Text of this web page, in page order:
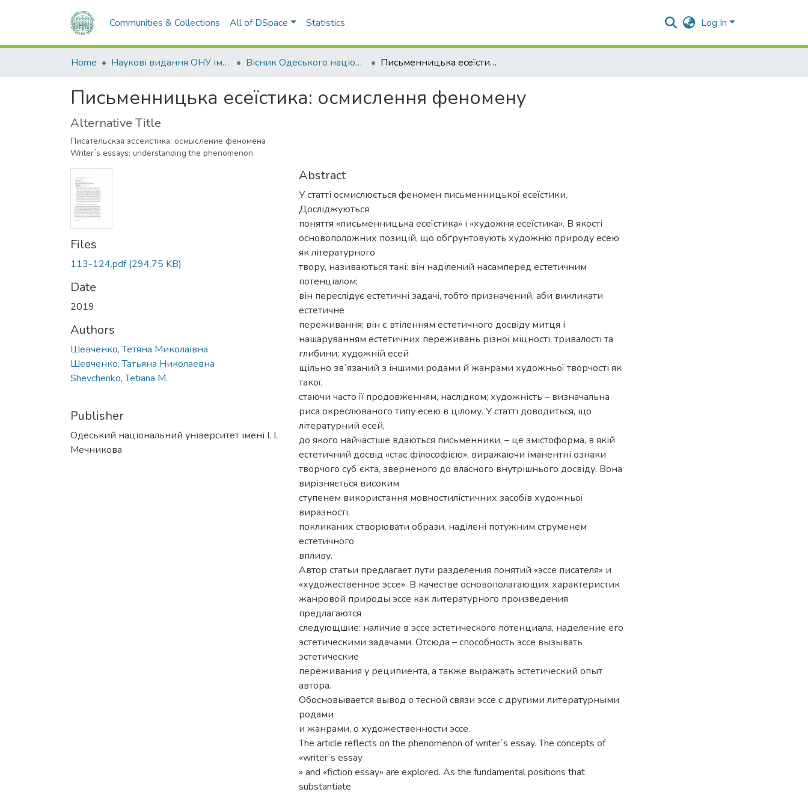
Communities & Collections All of DSpace Statistics Log In
Home Наукові видання ОНУ імені І. І. Мечникова Вісник Одеського національного університету. Філологія Письменницька есеїстика: осмислення феномену
Письменницька есеїстика: осмислення феномену
Alternative Title
Писательская эссеистика: осмысление феномена
Writerʼs essays: understanding the phenomenon
Files
113-124.pdf(294.75 KB)
Date
2019
Authors
Шевченко, Тетяна Миколаївна
Шевченко, Татьяна Николаевна
Shevchenko, Tetiana M.
Publisher
Одеський національний університет імені І. І.
Мечникова
Abstract
У статті осмислюється феномен письменницької есеїстики.
Досліджуються
поняття «письменницька есеїстика» і «художня есеїстика». В якості
основоположних позицій, що обґрунтовують художню природу есею
як літературного
твору, називаються такі: він наділений насамперед естетичним
потенціалом;
він переслідує естетичні задачі, тобто призначений, аби викликати
естетичне
переживання; він є втіленням естетичного досвіду митця і
нашаруванням естетичних переживань різної міцності, тривалості та
глибини; художній есей
щільно звʼязаний з іншими родами й жанрами художньої творчості як
такої,
стаючи часто її продовженням, наслідком; художність – визначальна
риса окреслюваного типу есею в цілому. У статті доводиться, що
літературний есей,
до якого найчастіше вдаються письменники, – це змістоформа, в якій
естетичний досвід «стає філософією», виражаючи іманентні ознаки
творчого субʼєкта, зверненого до власного внутрішнього досвіду. Вона
вирізняється високим
ступенем використання мовностилістичних засобів художньої
виразності,
покликаних створювати образи, наділені потужним струменем
естетичного
впливу.
Автор статьи предлагает пути разделения понятий «эссе писателя» и
«художественное эссе». В качестве основополагающих характеристик
жанровой природы эссе как литературного произведения
предлагаются
следующшие: наличие в эссе эстетического потенциала, наделение его
эстетическими задачами. Отсюда – способность эссе вызывать
эстетические
переживания у реципиента, а также выражать эстетический опыт
автора.
Обосновывается вывод о тесной связи эссе с другими литературными
родами
и жанрами, о художественности эссе.
The article reflects on the phenomenon of writerʼs essay. The concepts of
«writerʼs essay
» and «fiction essay» are explored. As the fundamental positions that
substantiate